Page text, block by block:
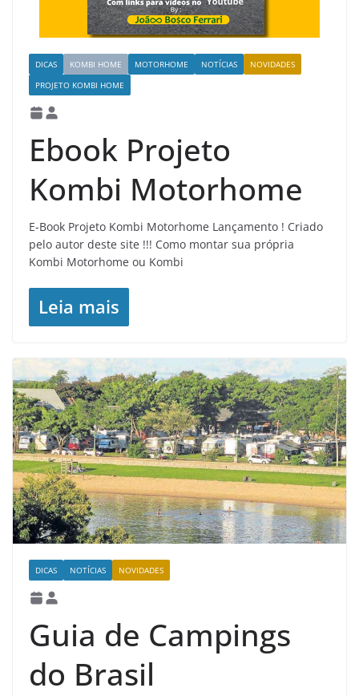
DICAS KOMBI HOME MOTORHOME NOTÍCIAS
NOVIDADES
PROJETO KOMBI HOME
Ebook Projeto
Kombi Motorhome
E-Book Projeto Kombi Motorhome Lançamento ! Criado
pelo autor deste site !!! Como montar sua própria
Kombi Motorhome ou Kombi
Leia mais
DICAS NOTÍCIAS NOVIDADES
Guia de Campings
do Brasil